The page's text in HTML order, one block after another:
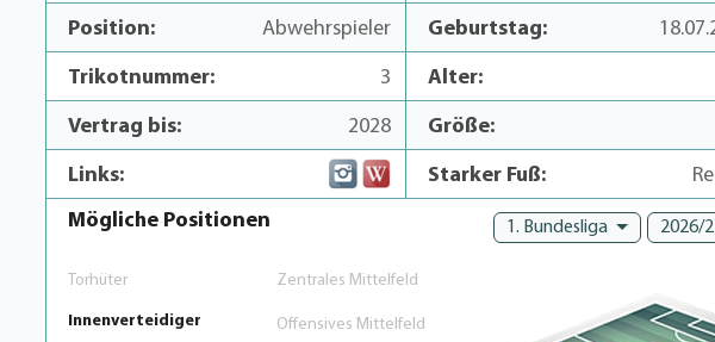
Position: Abwehrspieler
Trikotnummer: 3
Vertrag bis: 2028
Links:
Geburtstag:
Alter:
Größe:
Starker Fuß:
Mögliche Positionen
1. Bundesliga 2026/
Torhüter Zentrales Mittelfeld
Innenverteidiger Offensives Mittelfeld